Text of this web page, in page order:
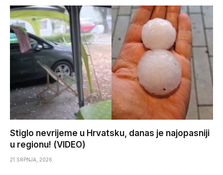
Stiglo nevrijeme u Hrvatsku, danas je najopasniji
u regionu! (VIDEO)
21 SRPNJA, 2026